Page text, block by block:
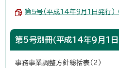
第5号（平成14年9月1日発行
第5号別冊（平成14年9月1日
事務事業調整方針総括表（2）